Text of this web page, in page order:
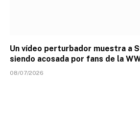
Un vídeo perturbador muestra a
siendo acosada por fans de la
08/07/2026